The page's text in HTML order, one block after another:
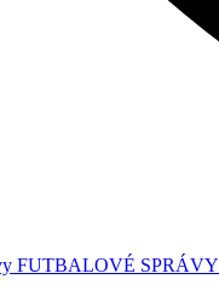
FUTBALOVÉ SPRÁVY